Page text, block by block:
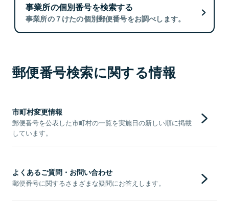
事業所の個別番号を検索する
事業所の７けたの個別郵便番号をお調べします。
郵便番号検索に関する情報
市町村変更情報
郵便番号を公表した市町村の一覧を実施日の新しい順に掲載
しています。
よくあるご質問・お問い合わせ
郵便番号に関するさまざまな疑問にお答えします。